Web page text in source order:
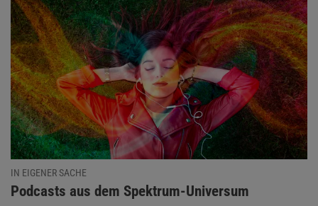
IN EIGENER SACHE
:
Podcasts aus dem Spektrum-Universum